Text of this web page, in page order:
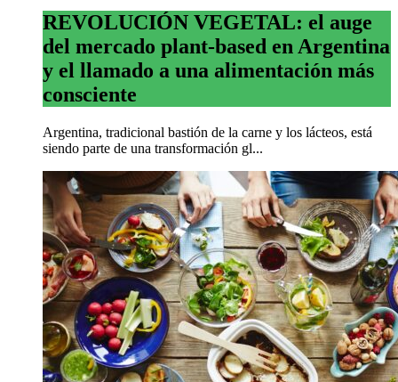
REVOLUCIÓN VEGETAL: el auge
del mercado plant-based en Argentina
y el llamado a una alimentación más
consciente
Argentina, tradicional bastión de la carne y los lácteos, está
siendo parte de una transformación gl...